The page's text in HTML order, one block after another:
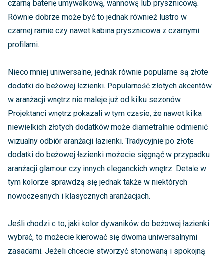
czarną baterię umywalkową, wannową lub prysznicową.
Równie dobrze może być to jednak również lustro w
czarnej ramie czy nawet kabina prysznicowa z czarnymi
profilami.
Nieco mniej uniwersalne, jednak równie popularne są złote
dodatki do beżowej łazienki. Popularność złotych akcentów
w aranżacji wnętrz nie maleje już od kilku sezonów.
Projektanci wnętrz pokazali w tym czasie, że nawet kilka
niewielkich złotych dodatków może diametralnie odmienić
wizualny odbiór aranżacji łazienki. Tradycyjnie po złote
dodatki do beżowej łazienki możecie sięgnąć w przypadku
aranżacji glamour czy innych eleganckich wnętrz. Detale w
tym kolorze sprawdzą się jednak także w niektórych
nowoczesnych i klasycznych aranżacjach.
Jeśli chodzi o to, jaki kolor dywaników do beżowej łazienki
wybrać, to możecie kierować się dwoma uniwersalnymi
zasadami. Jeżeli chcecie stworzyć stonowaną i spokojną